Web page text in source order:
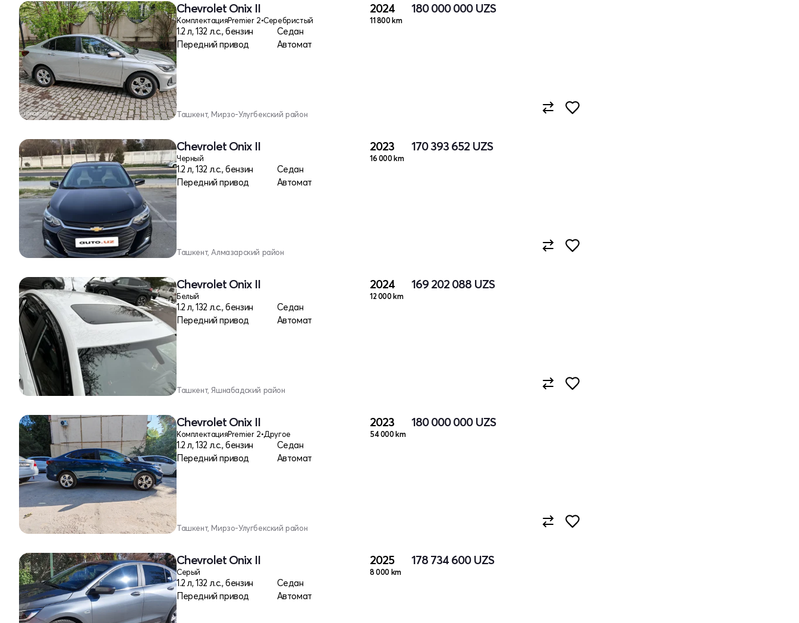
Chevrolet Onix II
КомплектацияPremier 2•Серебристый
1.2 л, 132 л.с., бензин
Седан
Передний привод
Автомат
2024
11 800 km
180 000 000 UZS
Ташкент, Мирзо-Улугбекский район
Chevrolet Onix II
Черный
1.2 л, 132 л.с., бензин
Седан
Передний привод
Автомат
2023
16 000 km
170 393 652 UZS
Ташкент, Алмазарский район
Chevrolet Onix II
Белый
1.2 л, 132 л.с., бензин
Седан
Передний привод
Автомат
2024
12 000 km
169 202 088 UZS
Ташкент, Яшнабадский район
Chevrolet Onix II
КомплектацияPremier 2•Другое
1.2 л, 132 л.с., бензин
Седан
Передний привод
Автомат
2023
54 000 km
180 000 000 UZS
Ташкент, Мирзо-Улугбекский район
Chevrolet Onix II
Серый
1.2 л, 132 л.с., бензин
Седан
Передний привод
Автомат
2025
8 000 km
178 734 600 UZS